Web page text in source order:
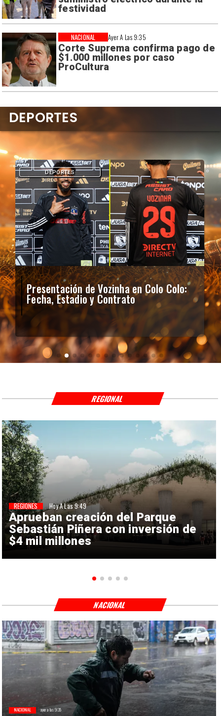
festividad
Ayer A Las 9:35
Corte Suprema confirma pago de
$1.000 millones por caso
ProCultura
NACIONAL
Presentación de Vozinha en Colo Colo:
Fecha, Estadio y Contrato
DEPORTES
DEPORTES
Aprueban creación del Parque
Sebastián Piñera con inversión de
$4 mil millones
REGIONES Hoy A Las 9:49
REGIONAL
NACIONAL ayer a las 9:35
NACIONAL